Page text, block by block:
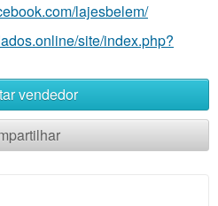
lajesbelem/
site/index.php?
vendedor